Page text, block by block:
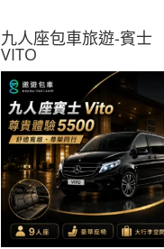
九人座包車旅遊-賓士
VITO